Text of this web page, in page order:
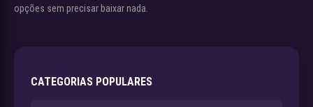
opções sem precisar baixar nada.
CATEGORIAS POPULARES